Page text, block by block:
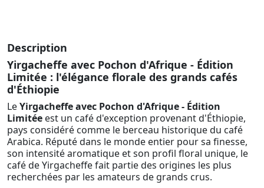
Description
Yirgacheffe avec Pochon d'Afrique - Édition
Limitée : l'élégance florale des grands cafés
d'Éthiopie
LeYirgacheffe avec Pochon d'Afrique - Édition
Limitée est un café d'exception provenant d'Éthiopie,
pays considéré comme le berceau historique du café
Arabica. Réputé dans le monde entier pour sa finesse,
son intensité aromatique et son profil floral unique, le
café de Yirgacheffe fait partie des origines les plus
recherchées par les amateurs de grands crus.